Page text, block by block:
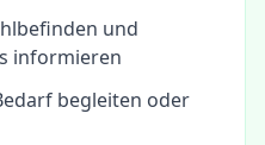
und
informieren
begleiten oder